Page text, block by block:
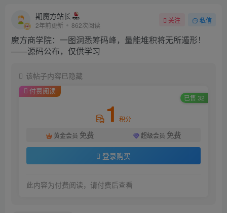
期魔方站长
2年前更新 862次阅读
关注 私信
魔方商学院：一图洞悉筹码峰，量能堆积将无所遁形！
——源码公布，仅供学习
该帖子内容已隐藏
付费阅读
已售 32
1 积分
黄金会员 免费 超级会员 免费
登录购买
此内容为付费阅读，请付费后查看